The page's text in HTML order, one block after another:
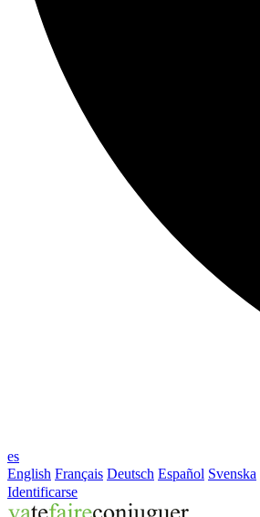
es
English Français Deutsch Español Svenska
Identificarse